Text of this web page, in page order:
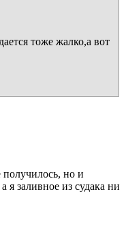
тоже жалко,а вот
получилось, но и
я заливное из судака ни